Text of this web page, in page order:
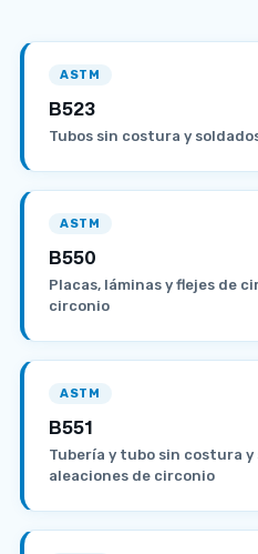
ASTM
B523
Tubos sin costura y
ASTM
B550
Placas, láminas y flejes de
circonio
ASTM
B551
Tubería y tubo sin costura
aleaciones de circonio